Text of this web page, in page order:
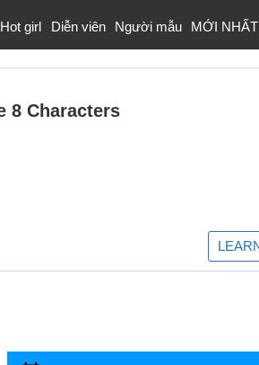
Hot girl Diễn viên Người mẫu MỚI NHẤT